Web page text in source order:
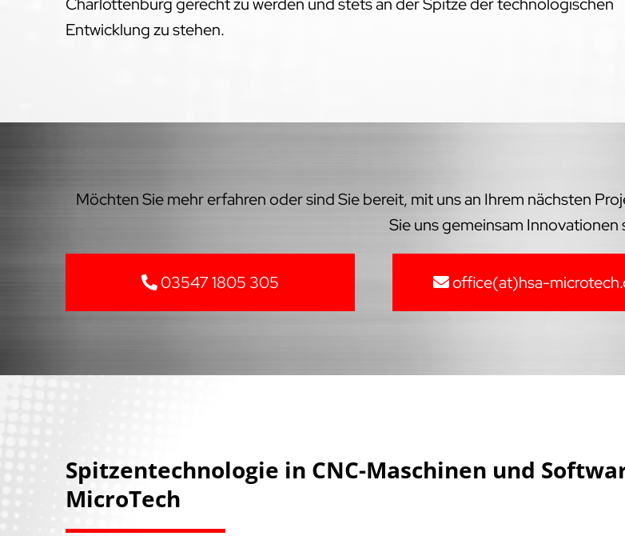
Entwicklung zu stehen.
Möchten Sie mehr erfahren oder sind Sie bereit, mit uns an Ihrem nächsten
Sie uns gemeinsam Innovationen
03547 1805 305 office(at)hsa-
Spitzentechnologie in CNC-Maschinen und
MicroTech